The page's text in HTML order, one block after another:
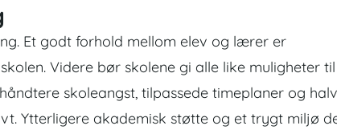
Et godt forhold mellom elev og lærer er
Videre bør skolene gi alle like muligheter til
skoleangst, tilpassede timeplaner og halv
Ytterligere akademisk støtte og et trygt miljø